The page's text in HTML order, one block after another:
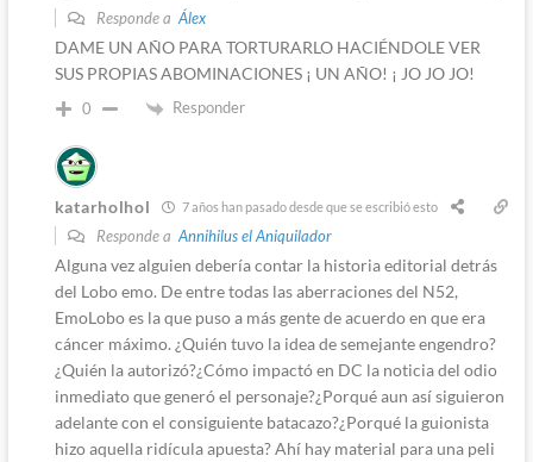
Responde a Álex
DAME UN AÑO PARA TORTURARLO HACIÉNDOLE VER
SUS PROPIAS ABOMINACIONES ¡ UN AÑO! ¡ JO JO JO!
0 Responder
katarholhol 7 años han pasado desde que se escribió esto
Responde a Annihilus el Aniquilador
Alguna vez alguien debería contar la historia editorial detrás
del Lobo emo. De entre todas las aberraciones del N52,
EmoLobo es la que puso a más gente de acuerdo en que era
cáncer máximo. ¿Quién tuvo la idea de semejante engendro?
¿Quién la autorizó?¿Cómo impactó en DC la noticia del odio
inmediato que generó el personaje?¿Porqué aun así siguieron
adelante con el consiguiente batacazo?¿Porqué la guionista
hizo aquella ridícula apuesta? Ahí hay material para una peli